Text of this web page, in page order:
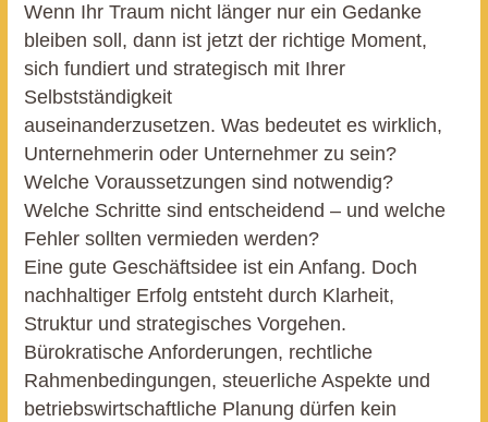
Wenn Ihr Traum nicht länger nur ein Gedanke
bleiben soll, dann ist jetzt der richtige Moment,
sich fundiert und strategisch mit Ihrer
Selbstständigkeit
auseinanderzusetzen. Was bedeutet es wirklich,
Unternehmerin oder Unternehmer zu sein?
Welche Voraussetzungen sind notwendig?
Welche Schritte sind entscheidend – und welche
Fehler sollten vermieden werden?
Eine gute Geschäftsidee ist ein Anfang. Doch
nachhaltiger Erfolg entsteht durch Klarheit,
Struktur und strategisches Vorgehen.
Bürokratische Anforderungen, rechtliche
Rahmenbedingungen, steuerliche Aspekte und
betriebswirtschaftliche Planung dürfen kein